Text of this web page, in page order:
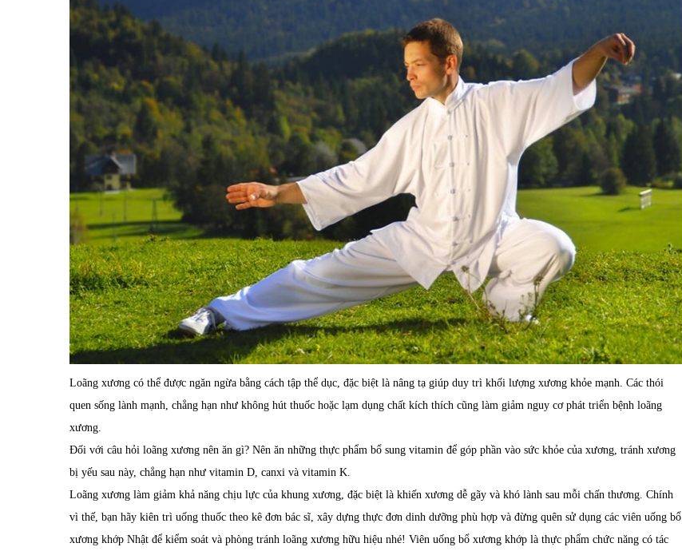
Loãng xương có thể được ngăn ngừa bằng cách tập thể dục, đặc biệt là nâng tạ giúp duy trì khối lượng xương khỏe mạnh. Các thói
quen sống lành mạnh, chẳng hạn như không hút thuốc hoặc lạm dụng chất kích thích cũng làm giảm nguy cơ phát triển bệnh loãng
xương.
Đối với câu hỏi loãng xương nên ăn gì? Nên ăn những thực phẩm bổ sung vitamin để góp phần vào sức khỏe của xương, tránh xương
bị yếu sau này, chẳng hạn như vitamin D, canxi và vitamin K.
Loãng xương làm giảm khả năng chịu lực của khung xương, đặc biệt là khiến xương dễ gãy và khó lành sau mỗi chấn thương. Chính
vì thế, bạn hãy kiên trì uống thuốc theo kê đơn bác sĩ, xây dựng thực đơn dinh dưỡng phù hợp và đừng quên sử dụng các viên uống bổ
xương khớp Nhật để kiểm soát và phòng tránh loãng xương hữu hiệu nhé! Viên uống bổ xương khớp là thực phẩm chức năng có tác